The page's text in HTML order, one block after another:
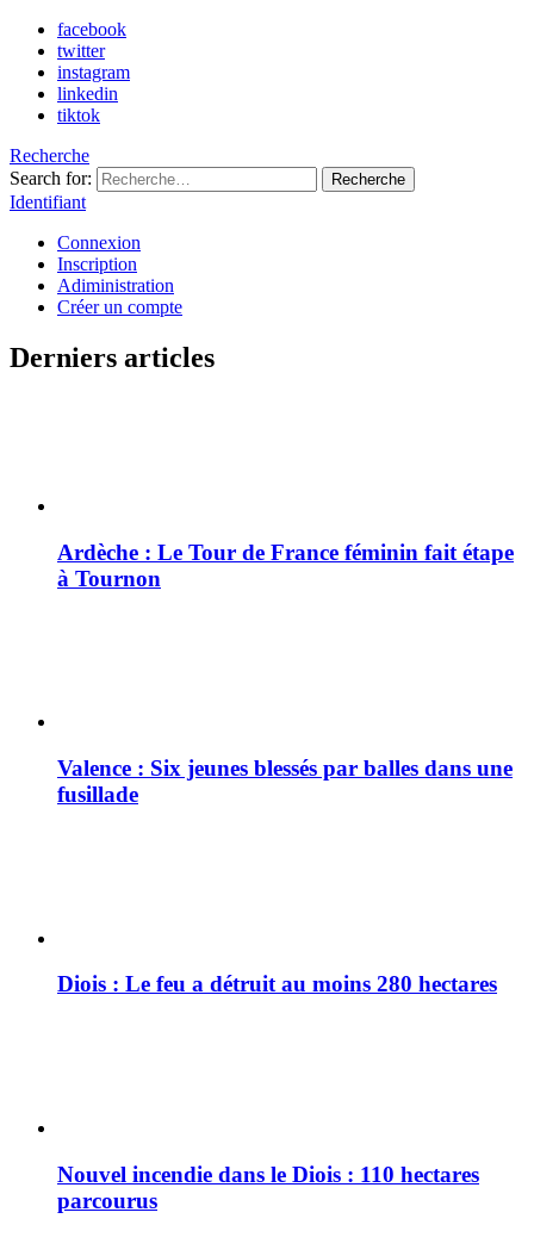
facebook
twitter
instagram
linkedin
tiktok
Recherche
Search for:
Recherche
Identifiant
Connexion
Inscription
Adiministration
Créer un compte
Derniers articles
Ardèche : Le Tour de France féminin fait étape
à Tournon
Valence : Six jeunes blessés par balles dans une
fusillade
Diois : Le feu a détruit au moins 280 hectares
Nouvel incendie dans le Diois : 110 hectares
parcourus